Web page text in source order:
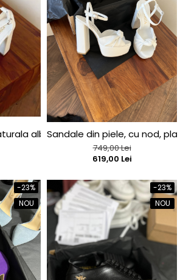
albaSandale din piele, cu nod,
749,00 Lei
619,00 Lei
-23%
NOU
-23%
NOU